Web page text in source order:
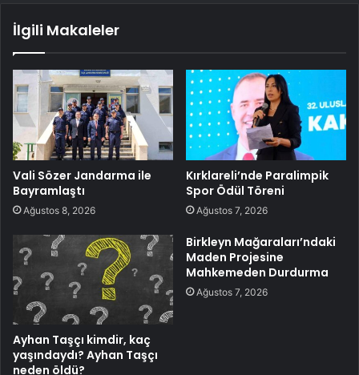
İlgili Makaleler
Vali Sözer Jandarma ile
Bayramlaştı
Ağustos 8, 2026
Kırklareli’nde Paralimpik
Spor Ödül Töreni
Ağustos 7, 2026
Ayhan Taşçı kimdir, kaç
yaşındaydı? Ayhan Taşçı
neden öldü?
Birkleyn Mağaraları’ndaki
Maden Projesine
Mahkemeden Durdurma
Ağustos 7, 2026